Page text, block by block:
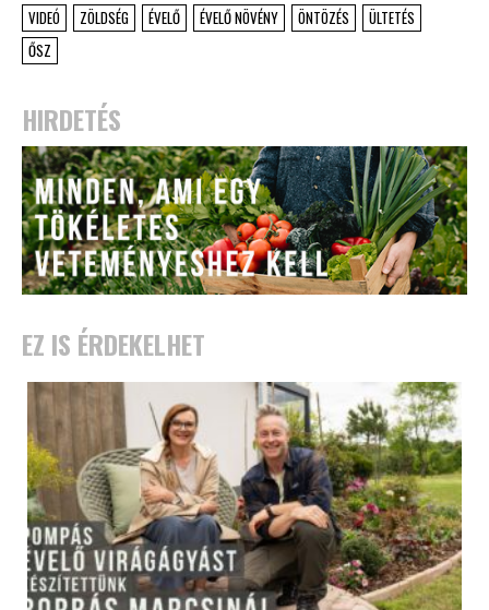
VIDEÓ
ZÖLDSÉG ÉVELŐ ÉVELŐ NÖVÉNY ÖNTÖZÉS
ÜLTETÉS
ŐSZ
HIRDETÉS
EZ IS ÉRDEKELHET